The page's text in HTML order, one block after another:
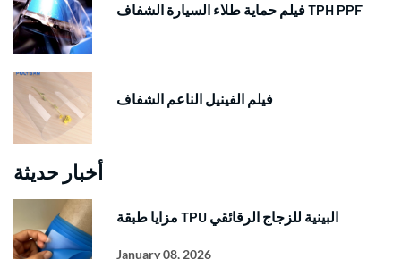
فيلم حماية طلاء السيارة الشفاف TPH PPF
فيلم الفينيل الناعم الشفاف
أخبار حديثة
مزايا طبقة TPU البينية للزجاج الرقائقي
January 08, 2026